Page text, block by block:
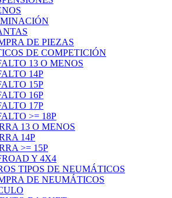
DE PIEZAS
DE COMPETICIÓN
13 O MENOS
14P
15P
16P
17P
>= 18P
13 O MENOS
14P
>= 15P
Y 4X4
TIPOS DE NEUMÁTICOS
DE NEUMÁTICOS